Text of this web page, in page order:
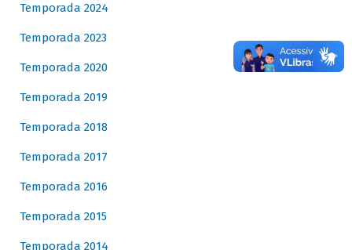
Temporada 2024
Temporada 2023
Temporada 2020
Temporada 2019
Temporada 2018
Temporada 2017
Temporada 2016
Temporada 2015
Temporada 2014